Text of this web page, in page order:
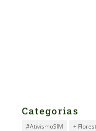
Categorias
#AtivismoSIM +